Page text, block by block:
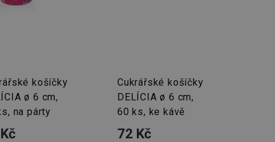
košíčky
ø 6 cm,
na párty
Cukrářské košíčky
DELÍCIA ø 6 cm,
60 ks, ke kávě
72 Kč
jak uživatelé
zařízení, která